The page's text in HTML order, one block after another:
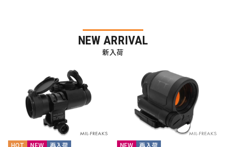
NEW ARRIVAL
新入荷
HOT NEW 再入荷 NEW 再入荷